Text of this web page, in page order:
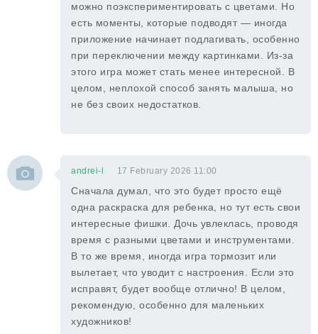
можно поэкспериментировать с цветами. Но
есть моменты, которые подводят — иногда
приложение начинает подлагивать, особенно
при переключении между картинками. Из-за
этого игра может стать менее интересной. В
целом, неплохой способ занять малыша, но
не без своих недостатков.
andrei-l 17 February 2026 11:00
Сначала думал, что это будет просто ещё
одна раскраска для ребенка, но тут есть свои
интересные фишки. Дочь увлеклась, проводя
время с разными цветами и инструментами.
В то же время, иногда игра тормозит или
вылетает, что уводит с настроения. Если это
исправят, будет вообще отлично! В целом,
рекомендую, особенно для маленьких
художников!